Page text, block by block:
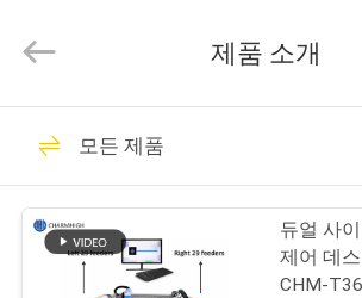
제
Copyright
-
CHARMHIGH
TECHNOLOGY
All
Reserved.
SMT 후비는
장소 기계
제품 소개
모든 제품
듀얼 사
제어 데
CHM-